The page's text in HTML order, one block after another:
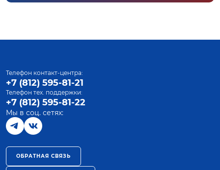
Телефон контакт-центра:
+7 (812) 595-81-21
Телефон тех. поддержки:
+7 (812) 595-81-22
Мы в соц. сетях:
ОБРАТНАЯ СВЯЗЬ